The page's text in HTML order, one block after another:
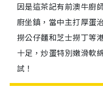
因是這茶記有前澳牛廚
廚坐鎮，當中主打厚蛋
撈公仔麵和芝士撈丁等
十足，炒蛋特別嫩滑軟
試！